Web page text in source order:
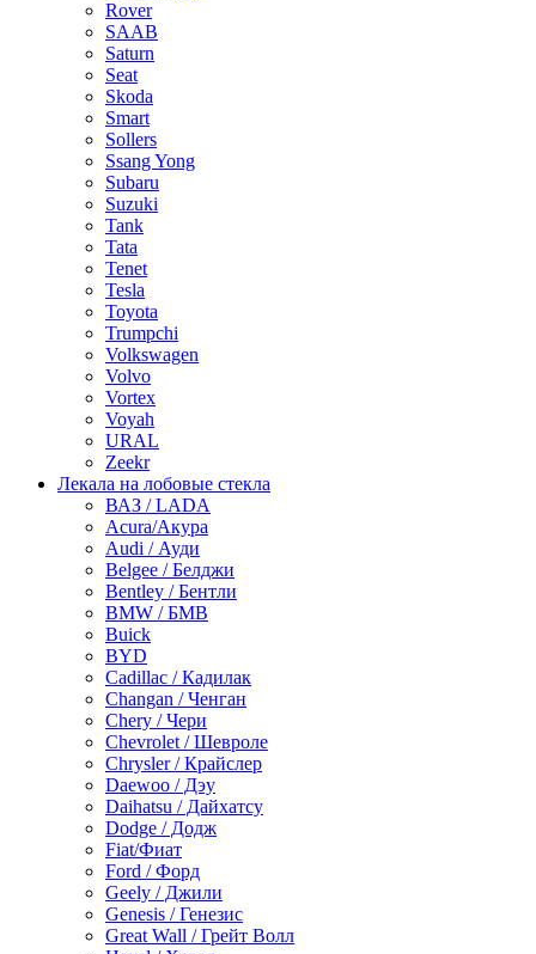
Rover
SAAB
Saturn
Seat
Skoda
Smart
Sollers
Ssang Yong
Subaru
Suzuki
Tank
Tata
Tenet
Tesla
Toyota
Trumpchi
Volkswagen
Volvo
Vortex
Voyah
URAL
Zeekr
Лекала на лобовые стекла
ВАЗ / LADA
Acura/Акура
Audi / Ауди
Belgee / Белджи
Bentley / Бентли
BMW / БМВ
Buick
BYD
Cadillac / Кадилак
Changan / Ченган
Chery / Чери
Chevrolet / Шевроле
Chrysler / Крайслер
Daewoo / Дэу
Daihatsu / Дайхатсу
Dodge / Додж
Fiat/Фиат
Ford / Форд
Geely / Джили
Genesis / Генезис
Great Wall / Грейт Волл